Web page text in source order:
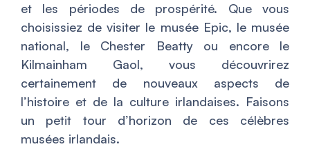
et les périodes de prospérité. Que vous
choisissiez de visiter le musée Epic, le musée
national, le Chester Beatty ou encore le
Kilmainham Gaol, vous découvrirez
certainement de nouveaux aspects de
l’histoire et de la culture irlandaises. Faisons
un petit tour d’horizon de ces célèbres
musées irlandais.